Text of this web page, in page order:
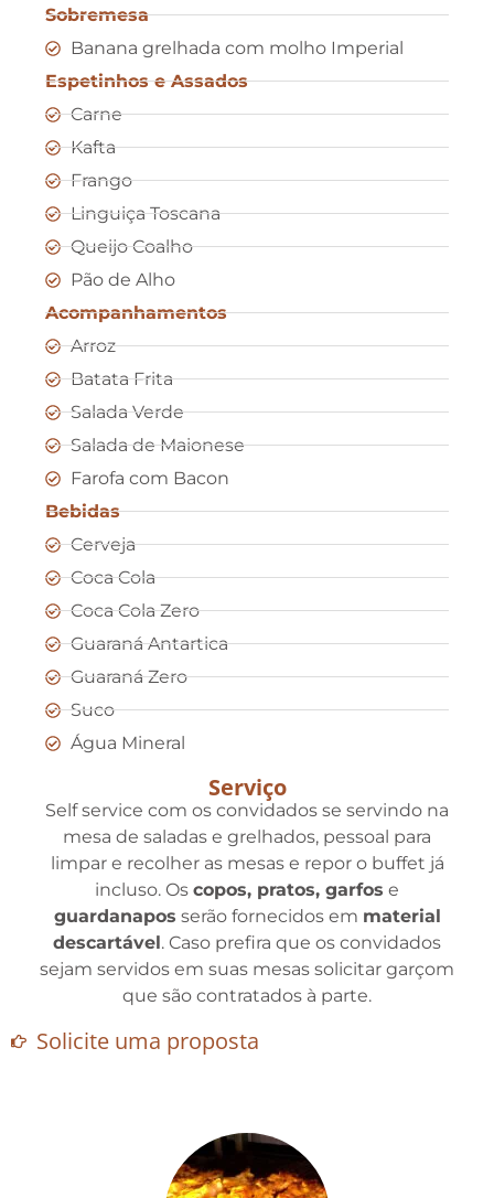
Sobremesa
Banana grelhada com molho Imperial
Espetinhos e Assados
Carne
Kafta
Frango
Linguiça Toscana
Queijo Coalho
Pão de Alho
Acompanhamentos
Arroz
Batata Frita
Salada Verde
Salada de Maionese
Farofa com Bacon
Bebidas
Cerveja
Coca Cola
Coca Cola Zero
Guaraná Antartica
Guaraná Zero
Suco
Água Mineral
Serviço
Self service com os convidados se servindo na
mesa de saladas e grelhados, pessoal para
limpar e recolher as mesas e repor o buffet já
incluso. Os copos, pratos, garfos e
guardanapos serão fornecidos em material
descartável. Caso prefira que os convidados
sejam servidos em suas mesas solicitar garçom
que são contratados à parte.
Solicite uma proposta